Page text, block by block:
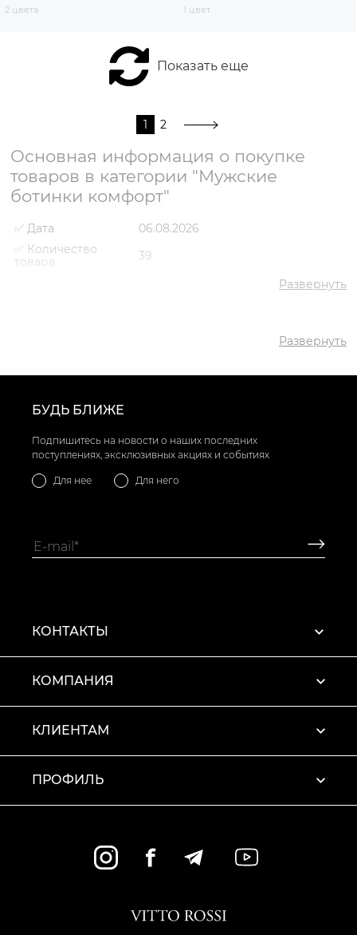
2 цвета
1 цвет
Показать еще
1 2
Основная информация о покупке
товаров в категории "Мужские
ботинки комфорт"
✅ Дата
06.08.2026
✅ Количество
товара
39
Развернуть
Развернуть
БУДЬ БЛИЖЕ
Подпишитесь на новости о наших последних
поступлениях, эксклюзивных акциях и событиях
Для нее Для него
КОНТАКТЫ
КОМПАНИЯ
КЛИЕНТАМ
ПРОФИЛЬ